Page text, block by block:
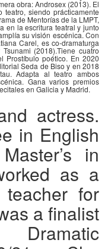
obra: Androsex (2013). El
siendo prácticamente
de Mentorías de la LMPT,
en la escritura teatral y junto
su visión escénica. Con
Carel, es co-dramaturga
(2018).Tiene cuatro
Prostíbulo poético. En 2020
Seda de Biso y en 2018
Adapta al teatro ambos
Gana varios premios
en Galicia y Madrid.
actress.
in English
in
as a
teacher for
a finalist